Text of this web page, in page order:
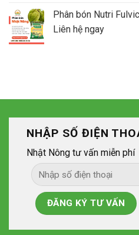
Phân bón Nutri
Liên hệ ngay
NHẬP SỐ ĐIỆN
Nhật Nông tư vấn miễn phí